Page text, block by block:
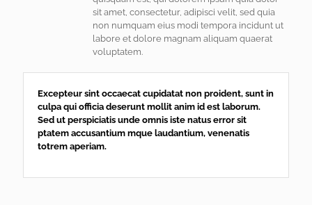
sit amet, consectetur, adipisci velit, sed quia
non numquam eius modi tempora incidunt ut
labore et dolore magnam aliquam quaerat
voluptatem.
Excepteur sint occaecat cupidatat non proident, sunt in
culpa qui officia deserunt mollit anim id est laborum.
Sed ut perspiciatis unde omnis iste natus error sit
ptatem accusantium mque laudantium, venenatis
totrem aperiam.